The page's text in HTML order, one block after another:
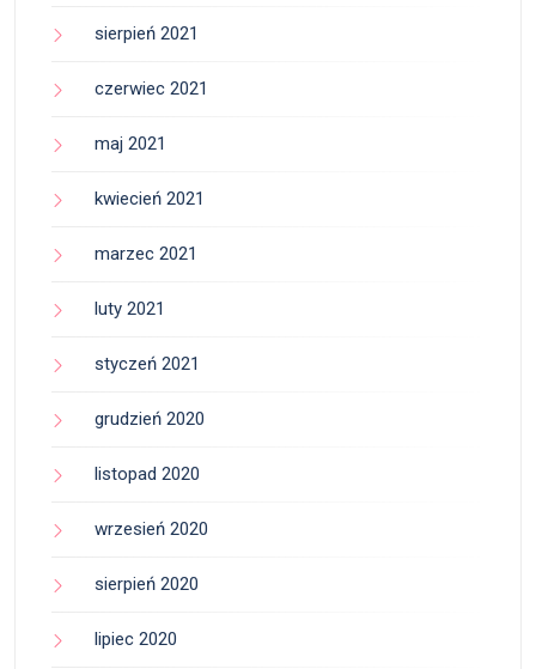
sierpień 2021
czerwiec 2021
maj 2021
kwiecień 2021
marzec 2021
luty 2021
styczeń 2021
grudzień 2020
listopad 2020
wrzesień 2020
sierpień 2020
lipiec 2020